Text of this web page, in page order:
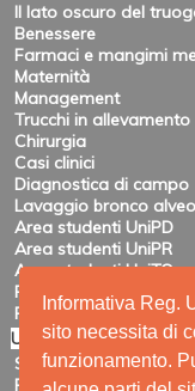
Informativa Reg.
sito necessita di
funzionamento.
Il lato oscuro del
Benessere
Farmaci e mangimi
Maternità
Management
Trucchi in allevamento
Chirurgia
Casi clinici
Diagnostica di campo
Lavaggio bronco
Area studenti UniPD
Area studenti UniPR
Area studenti UniTO
Recensioni di eventi
Pubblicazioni e ricerca
Utility
Siti amici
Ricerca